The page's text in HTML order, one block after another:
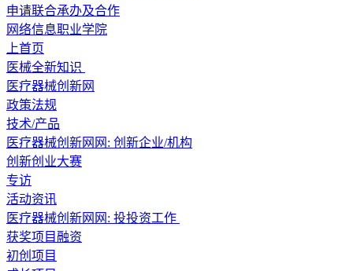
申请联合承办及合作
网络信息职业学院
上首页
医械全新知识
医疗器械创新网
政策法规
技术/产品
医疗器械创新网网: 创新企业/机构
创新创业大赛
专访
活动资讯
医疗器械创新网网: 投投资工作
获奖项目融资
初创项目